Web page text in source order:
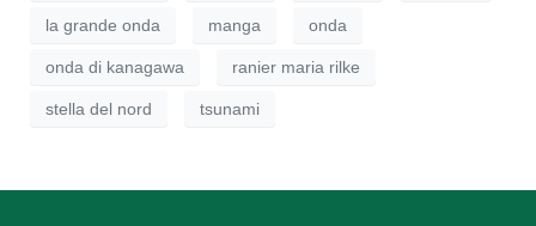
la grande onda manga onda
onda di kanagawa ranier maria rilke
stella del nord tsunami